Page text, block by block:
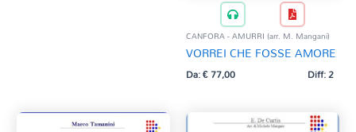
CANFORA - AMURRI (arr. M. Mangani)
VORREI CHE FOSSE AMORE
Da:€77,00 Diff: 2